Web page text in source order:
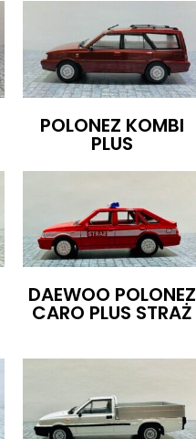
POLONEZ KOMBI
PLUS
DAEWOO POLONEZ
CARO PLUS STRAŻ